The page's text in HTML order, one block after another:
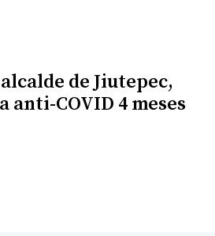
de Jiutepec,
anti-COVID 4 meses